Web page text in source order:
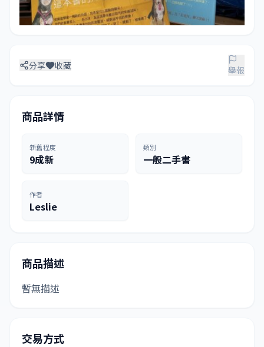
分享 收藏 舉報
商品詳情
新舊程度
9成新
類別
一般二手書
作者
Leslie
商品描述
暫無描述
交易方式